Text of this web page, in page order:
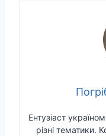
Ентузіаст
різні тематики.